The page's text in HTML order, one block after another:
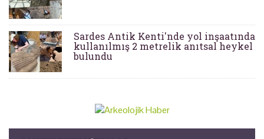
Sardes Antik Kenti'nde yol inşaatında
kullanılmış 2 metrelik anıtsal heykel
bulundu